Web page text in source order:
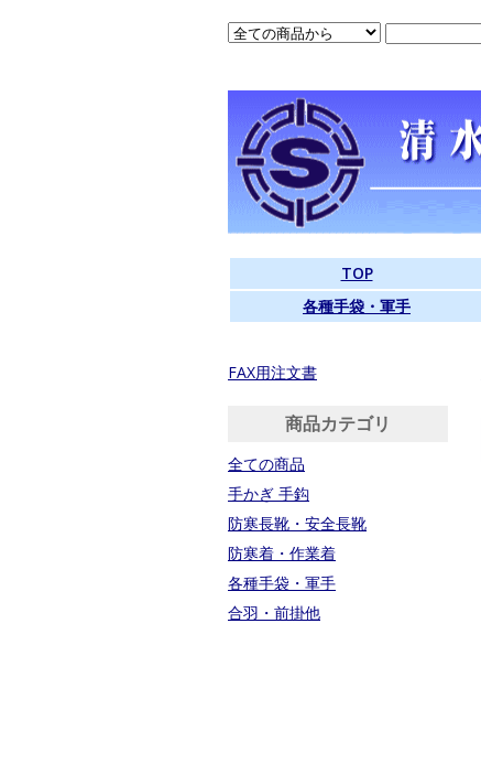
TOP
各種手袋・軍手
FAX用注文書
商品カテゴリ
全ての商品
手かぎ 手鈎
防寒長靴・安全長靴
防寒着・作業着
各種手袋・軍手
合羽・前掛他